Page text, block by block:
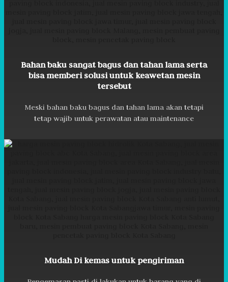
Bahan baku sangat bagus dan tahan lama serta
bisa memberi solusi untuk keawetan mesin
tersebut
Meski bahan baku bagus dan tahan lama akan tetapi
tetap wajib untuk perawatan atau maintenance
Mudah Di kemas untuk pengiriman